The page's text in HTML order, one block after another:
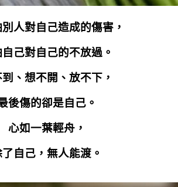
人對自己造成的傷害，
己對自己的不放過。
、想不開、放不下，
後傷的卻是自己。
心如一葉輕舟，
了自己，無人能渡。